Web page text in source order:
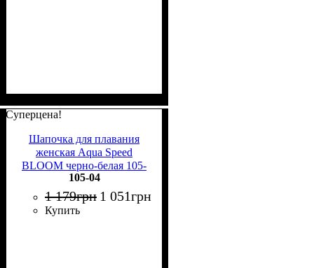
Суперцена!
Шапочка для плавания
женская Aqua Speed
BLOOM черно-белая 105-
04
105-04
1 179грн 1 051грн
Купить